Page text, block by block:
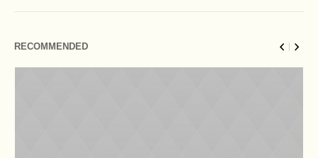
RECOMMENDED